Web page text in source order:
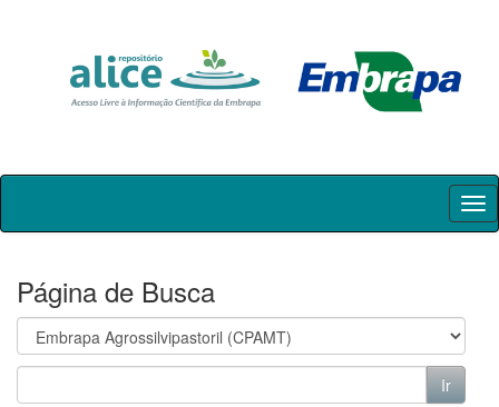
Skip
Página de Busca